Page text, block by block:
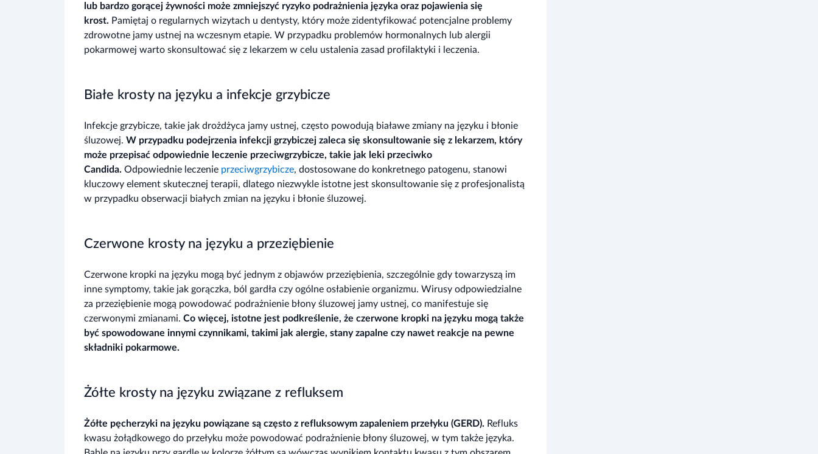
lub bardzo gorącej żywności może zmniejszyć ryzyko podrażnienia języka oraz pojawienia się
krost. Pamiętaj o regularnych wizytach u dentysty, który może zidentyfikować potencjalne problemy
zdrowotne jamy ustnej na wczesnym etapie. W przypadku problemów hormonalnych lub alergii
pokarmowej warto skonsultować się z lekarzem w celu ustalenia zasad profilaktyki i leczenia.
Białe krosty na języku a infekcje grzybicze
Infekcje grzybicze, takie jak drożdżyca jamy ustnej, często powodują białawe zmiany na języku i błonie
śluzowej. W przypadku podejrzenia infekcji grzybiczej zaleca się skonsultowanie się z lekarzem, który
może przepisać odpowiednie leczenie przeciwgrzybicze, takie jak leki przeciwko
Candida. Odpowiednie leczenie przeciwgrzybicze, dostosowane do konkretnego patogenu, stanowi
kluczowy element skutecznej terapii, dlatego niezwykle istotne jest skonsultowanie się z profesjonalistą
w przypadku obserwacji białych zmian na języku i błonie śluzowej.
Czerwone krosty na języku a przeziębienie
Czerwone kropki na języku mogą być jednym z objawów przeziębienia, szczególnie gdy towarzyszą im
inne symptomy, takie jak gorączka, ból gardła czy ogólne osłabienie organizmu. Wirusy odpowiedzialne
za przeziębienie mogą powodować podrażnienie błony śluzowej jamy ustnej, co manifestuje się
czerwonymi zmianami. Co więcej, istotne jest podkreślenie, że czerwone kropki na języku mogą także
być spowodowane innymi czynnikami, takimi jak alergie, stany zapalne czy nawet reakcje na pewne
składniki pokarmowe.
Żółte krosty na języku związane z refluksem
Żółte pęcherzyki na języku powiązane są często z refluksowym zapaleniem przełyku (GERD). Refluks
kwasu żołądkowego do przełyku może powodować podrażnienie błony śluzowej, w tym także języka.